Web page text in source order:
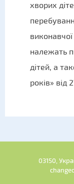
хворих
належать
дітей, а
років» від
03150,